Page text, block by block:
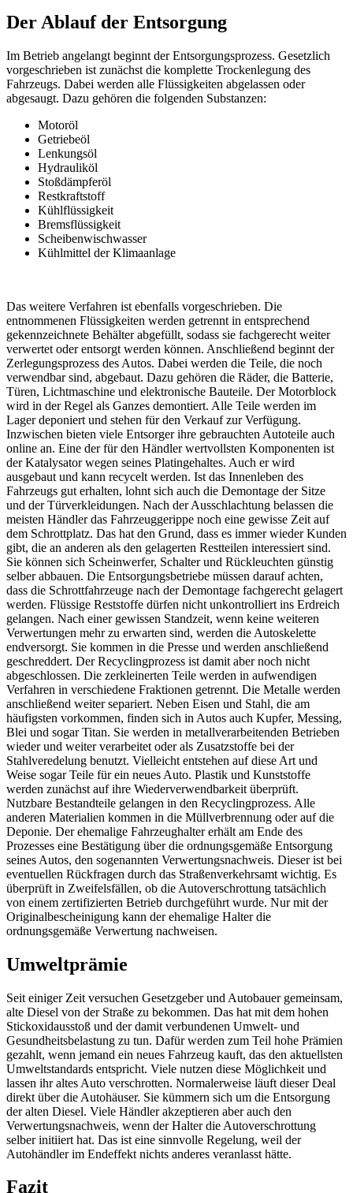
Der Ablauf der Entsorgung
Im Betrieb angelangt beginnt der Entsorgungsprozess. Gesetzlich
vorgeschrieben ist zunächst die komplette Trockenlegung des
Fahrzeugs. Dabei werden alle Flüssigkeiten abgelassen oder
abgesaugt. Dazu gehören die folgenden Substanzen:
Motoröl
Getriebeöl
Lenkungsöl
Hydrauliköl
Stoßdämpferöl
Restkraftstoff
Kühlflüssigkeit
Bremsflüssigkeit
Scheibenwischwasser
Kühlmittel der Klimaanlage
Das weitere Verfahren ist ebenfalls vorgeschrieben. Die
entnommenen Flüssigkeiten werden getrennt in entsprechend
gekennzeichnete Behälter abgefüllt, sodass sie fachgerecht weiter
verwertet oder entsorgt werden können. Anschließend beginnt der
Zerlegungsprozess des Autos. Dabei werden die Teile, die noch
verwendbar sind, abgebaut. Dazu gehören die Räder, die Batterie,
Türen, Lichtmaschine und elektronische Bauteile. Der Motorblock
wird in der Regel als Ganzes demontiert. Alle Teile werden im
Lager deponiert und stehen für den Verkauf zur Verfügung.
Inzwischen bieten viele Entsorger ihre gebrauchten Autoteile auch
online an. Eine der für den Händler wertvollsten Komponenten ist
der Katalysator wegen seines Platingehaltes. Auch er wird
ausgebaut und kann recycelt werden. Ist das Innenleben des
Fahrzeugs gut erhalten, lohnt sich auch die Demontage der Sitze
und der Türverkleidungen. Nach der Ausschlachtung belassen die
meisten Händler das Fahrzeuggerippe noch eine gewisse Zeit auf
dem Schrottplatz. Das hat den Grund, dass es immer wieder Kunden
gibt, die an anderen als den gelagerten Restteilen interessiert sind.
Sie können sich Scheinwerfer, Schalter und Rückleuchten günstig
selber abbauen. Die Entsorgungsbetriebe müssen darauf achten,
dass die Schrottfahrzeuge nach der Demontage fachgerecht gelagert
werden. Flüssige Reststoffe dürfen nicht unkontrolliert ins Erdreich
gelangen. Nach einer gewissen Standzeit, wenn keine weiteren
Verwertungen mehr zu erwarten sind, werden die Autoskelette
endversorgt. Sie kommen in die Presse und werden anschließend
geschreddert. Der Recyclingprozess ist damit aber noch nicht
abgeschlossen. Die zerkleinerten Teile werden in aufwendigen
Verfahren in verschiedene Fraktionen getrennt. Die Metalle werden
anschließend weiter separiert. Neben Eisen und Stahl, die am
häufigsten vorkommen, finden sich in Autos auch Kupfer, Messing,
Blei und sogar Titan. Sie werden in metallverarbeitenden Betrieben
wieder und weiter verarbeitet oder als Zusatzstoffe bei der
Stahlveredelung benutzt. Vielleicht entstehen auf diese Art und
Weise sogar Teile für ein neues Auto. Plastik und Kunststoffe
werden zunächst auf ihre Wiederverwendbarkeit überprüft.
Nutzbare Bestandteile gelangen in den Recyclingprozess. Alle
anderen Materialien kommen in die Müllverbrennung oder auf die
Deponie. Der ehemalige Fahrzeughalter erhält am Ende des
Prozesses eine Bestätigung über die ordnungsgemäße Entsorgung
seines Autos, den sogenannten Verwertungsnachweis. Dieser ist bei
eventuellen Rückfragen durch das Straßenverkehrsamt wichtig. Es
überprüft in Zweifelsfällen, ob die Autoverschrottung tatsächlich
von einem zertifizierten Betrieb durchgeführt wurde. Nur mit der
Originalbescheinigung kann der ehemalige Halter die
ordnungsgemäße Verwertung nachweisen.
Umweltprämie
Seit einiger Zeit versuchen Gesetzgeber und Autobauer gemeinsam,
alte Diesel von der Straße zu bekommen. Das hat mit dem hohen
Stickoxidausstoß und der damit verbundenen Umwelt- und
Gesundheitsbelastung zu tun. Dafür werden zum Teil hohe Prämien
gezahlt, wenn jemand ein neues Fahrzeug kauft, das den aktuellsten
Umweltstandards entspricht. Viele nutzen diese Möglichkeit und
lassen ihr altes Auto verschrotten. Normalerweise läuft dieser Deal
direkt über die Autohäuser. Sie kümmern sich um die Entsorgung
der alten Diesel. Viele Händler akzeptieren aber auch den
Verwertungsnachweis, wenn der Halter die Autoverschrottung
selber initiiert hat. Das ist eine sinnvolle Regelung, weil der
Autohändler im Endeffekt nichts anderes veranlasst hätte.
Fazit